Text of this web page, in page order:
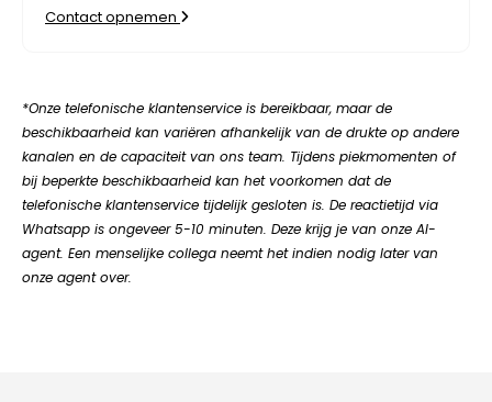
Contact opnemen
*Onze telefonische klantenservice is bereikbaar, maar de
beschikbaarheid kan variëren afhankelijk van de drukte op andere
kanalen en de capaciteit van ons team. Tijdens piekmomenten of
bij beperkte beschikbaarheid kan het voorkomen dat de
telefonische klantenservice tijdelijk gesloten is. De reactietijd via
Whatsapp is ongeveer 5-10 minuten. Deze krijg je van onze AI-
agent. Een menselijke collega neemt het indien nodig later van
onze agent over.